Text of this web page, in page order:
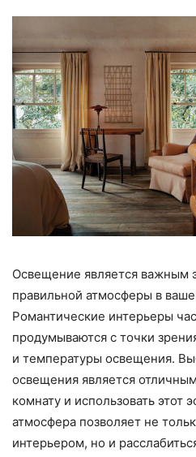
Освещение является важным
правильной атмосферы в
Романтические интерьеры
продумываются с точки
и температуры освещения.
освещения является
комнату и использовать этот
атмосфера позволяет не
интерьером, но и